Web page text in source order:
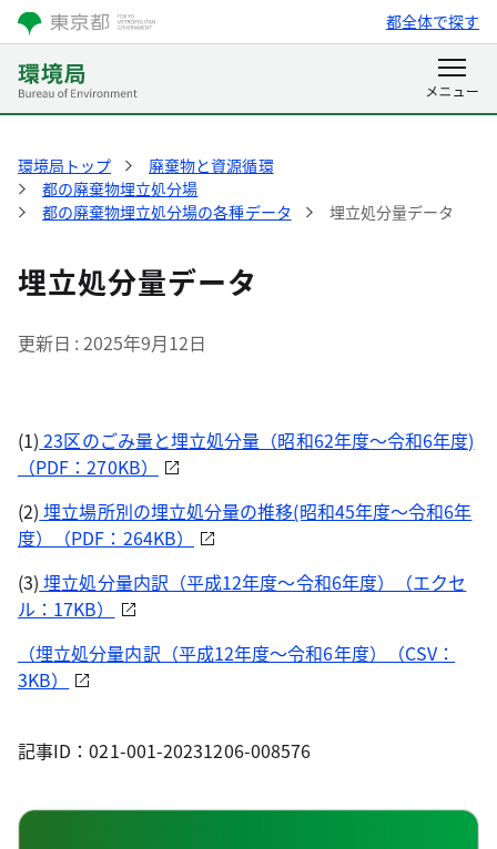
都全体で探す
環境局トップ
廃棄物と資源循環
都の廃棄物埋立処分場
都の廃棄物埋立処分場の各種データ
埋立処分量データ
埋立処分量データ
更新日 2025年9月12日
(1) 23区のごみ量と埋立処分量（昭和62年度〜令和6年度)
（PDF：270KB）
(2) 埋立場所別の埋立処分量の推移(昭和45年度～令和6年
度）（PDF：264KB）
(3) 埋立処分量内訳（平成12年度～令和6年度）（エクセ
ル：17KB）
（埋立処分量内訳（平成12年度～令和6年度）（CSV：
3KB）
記事ID：021-001-20231206-008576